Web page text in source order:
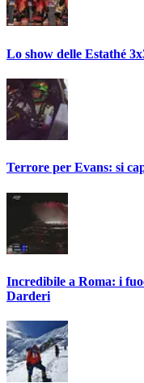
Lo show delle Estathé
Terrore per Evans: si
Incredibile a Roma: i
Darderi